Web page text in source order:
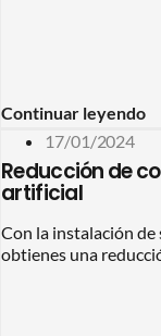
Continuar leyendo
17/01/2024
Reducción de
artificial
Con la instalación
obtienes una